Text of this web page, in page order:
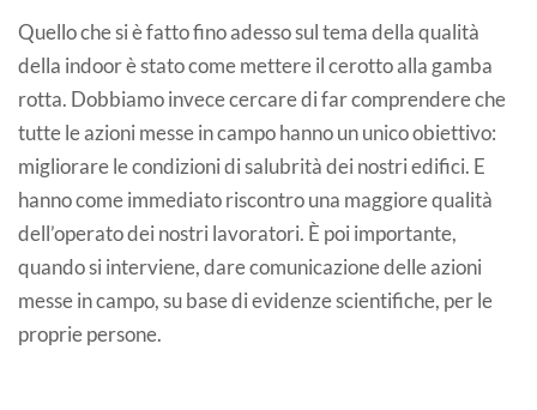
Quello che si è fatto fino adesso sul tema della qualità
della indoor è stato come mettere il cerotto alla gamba
rotta. Dobbiamo invece cercare di far comprendere che
tutte le azioni messe in campo hanno un unico obiettivo:
migliorare le condizioni di salubrità dei nostri edifici. E
hanno come immediato riscontro una maggiore qualità
dell’operato dei nostri lavoratori. È poi importante,
quando si interviene, dare comunicazione delle azioni
messe in campo, su base di evidenze scientifiche, per le
proprie persone.